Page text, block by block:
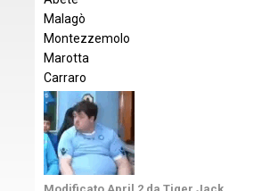
Malagò
Montezzemolo
Marotta
Carraro